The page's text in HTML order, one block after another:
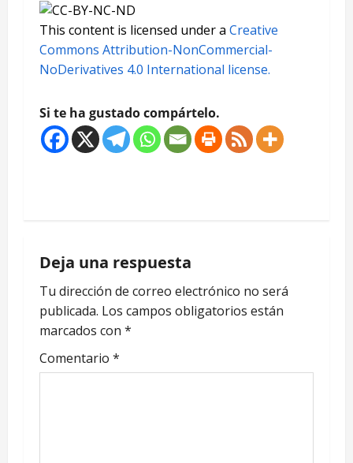
This content is licensed under a Creative
Commons Attribution-NonCommercial-
NoDerivatives 4.0 International license.
Si te ha gustado compártelo.
v
e
g
a
Deja una respuesta
Tu dirección de correo electrónico no será
publicada. Los campos obligatorios están
marcados con *
Comentario *